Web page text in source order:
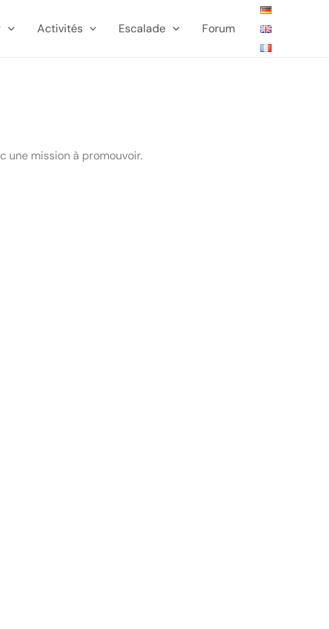
Activités Escalade Forum
une mission à promouvoir.